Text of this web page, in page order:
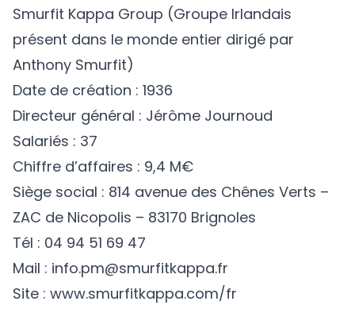
Smurfit Kappa Group (Groupe Irlandais
présent dans le monde entier dirigé par
Anthony Smurfit)
Date de création : 1936
Directeur général : Jérôme Journoud
Salariés : 37
Chiffre d’affaires : 9,4 M€
Siège social : 814 avenue des Chênes Verts –
ZAC de Nicopolis – 83170 Brignoles
Tél : 04 94 51 69 47
Mail : info.pm@smurfitkappa.fr
Site : www.smurfitkappa.com/fr